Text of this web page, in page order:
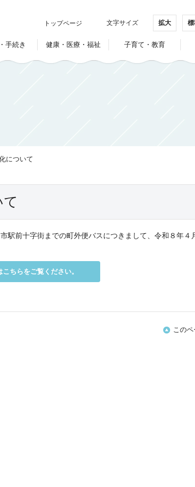
手続き 健康・医療・福祉 子育て・教育
トップページ 文字サイズ 拡大
について
駅前十字街までの町外便バスにつきまして、令和８年４
こちらをご覧ください。
この